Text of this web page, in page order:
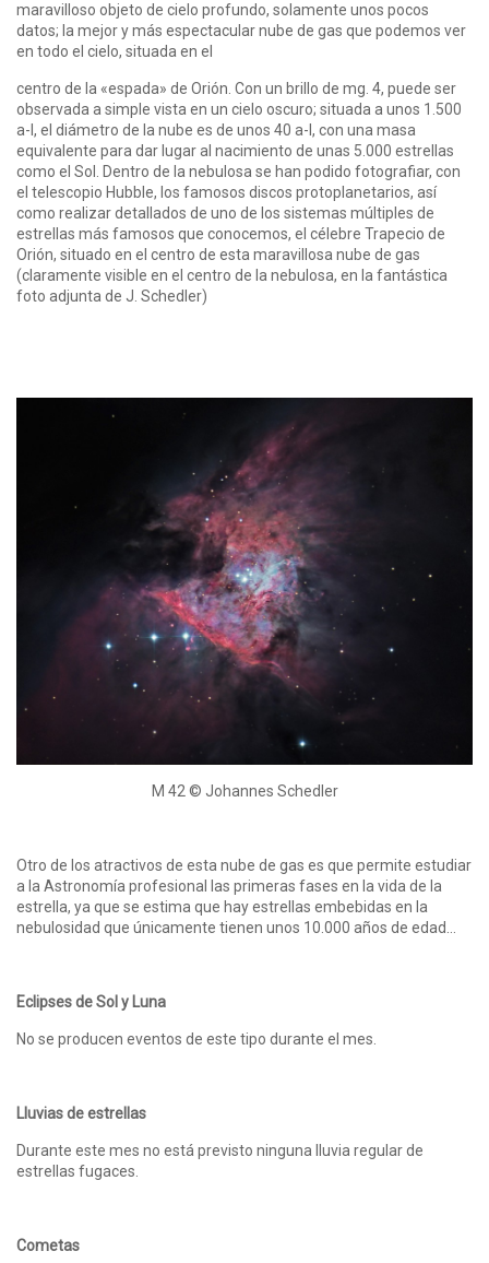
maravilloso objeto de cielo profundo, solamente unos pocos
datos; la mejor y más espectacular nube de gas que podemos ver
en todo el cielo, situada en el
centro de la «espada» de Orión. Con un brillo de mg. 4, puede ser
observada a simple vista en un cielo oscuro; situada a unos 1.500
a-l, el diámetro de la nube es de unos 40 a-l, con una masa
equivalente para dar lugar al nacimiento de unas 5.000 estrellas
como el Sol. Dentro de la nebulosa se han podido fotografiar, con
el telescopio Hubble, los famosos discos protoplanetarios, así
como realizar detallados de uno de los sistemas múltiples de
estrellas más famosos que conocemos, el célebre Trapecio de
Orión, situado en el centro de esta maravillosa nube de gas
(claramente visible en el centro de la nebulosa, en la fantástica
foto adjunta de J. Schedler)
M 42 © Johannes Schedler
Otro de los atractivos de esta nube de gas es que permite estudiar
a la Astronomía profesional las primeras fases en la vida de la
estrella, ya que se estima que hay estrellas embebidas en la
nebulosidad que únicamente tienen unos 10.000 años de edad…
Eclipses de Sol y Luna
No se producen eventos de este tipo durante el mes.
Lluvias de estrellas
Durante este mes no está previsto ninguna lluvia regular de
estrellas fugaces.
Cometas